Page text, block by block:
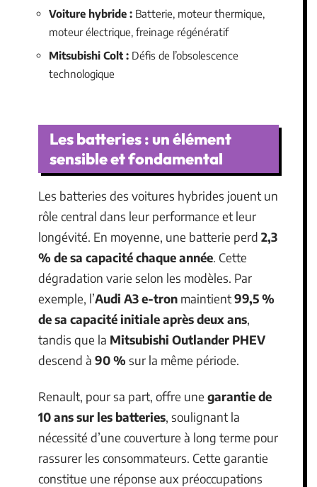
Voiture hybride : Batterie, moteur thermique,
moteur électrique, freinage régénératif
Mitsubishi Colt : Défis de l’obsolescence
technologique
Les batteries : un élément
sensible et fondamental
Les batteries des voitures hybrides jouent un
rôle central dans leur performance et leur
longévité. En moyenne, une batterie perd 2,3
% de sa capacité chaque année. Cette
dégradation varie selon les modèles. Par
exemple, l’Audi A3 e-tron maintient99,5 %
de sa capacité initiale après deux ans,
tandis que la Mitsubishi Outlander PHEV
descend à 90 % sur la même période.
Renault, pour sa part, offre une garantie de
10 ans sur les batteries, soulignant la
nécessité d’une couverture à long terme pour
rassurer les consommateurs. Cette garantie
constitue une réponse aux préoccupations